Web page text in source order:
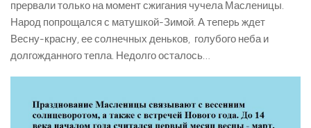
прервали только на момент сжигания чучела Масленицы.
Народ попрощался с матушкой-Зимой. А теперь ждет
Весну-красну, ее солнечных деньков, голубого неба и
долгожданного тепла. Недолго осталось…